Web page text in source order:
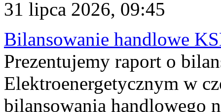
31 lipca 2026, 09:45
Bilansowanie handlowe
Prezentujemy raport o
Elektroenergetycznym w
bilansowania handlowego